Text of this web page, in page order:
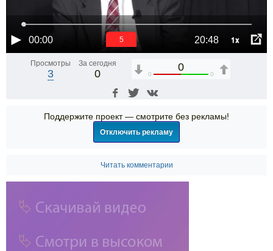
00:00 20:48 1x
5
Просмотры
3
За сегодня
0
0
0 0
Поддержите проект — смотрите без рекламы!
Отключить рекламу
Читать комментарии